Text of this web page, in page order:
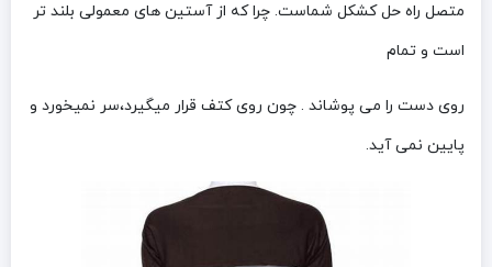
متصل راه حل کشکل شماست. چرا که از آستین های معمولی بلند تر
است و تمام
روی دست را می پوشاند . چون روی کتف قرار میگیرد،سر نمیخورد و
پایین نمی آید.